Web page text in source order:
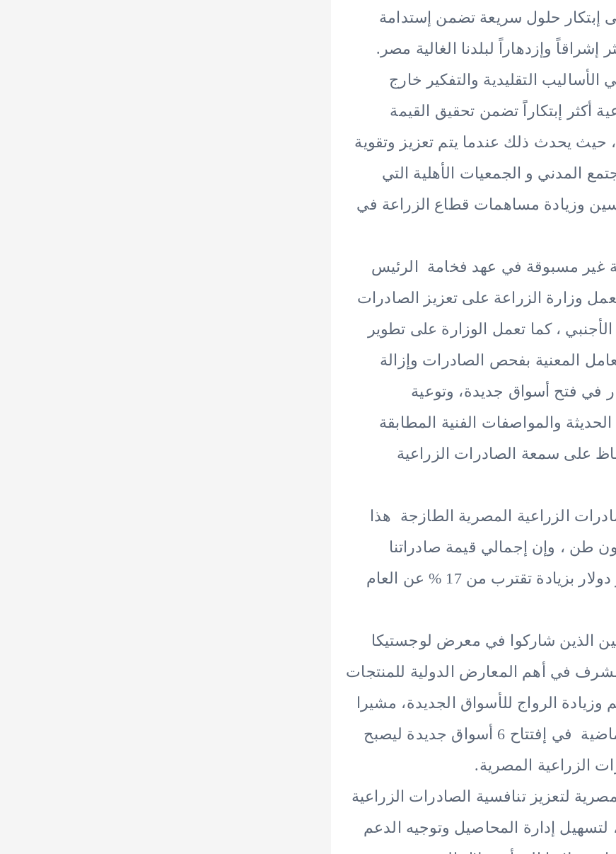
إبتكار حلول سريعة تضمن إستدامة
وإزدهاراً لبلدنا الغالية مصر.
الأساليب التقليدية والتفكير خارج
أكثر إبتكاراًَ تضمن تحقيق القيمة
حيث يحدث ذلك عندما يتم تعزيز وتقوية
المدني و الجمعيات الأهلية التي
وزيادة مساهمات قطاع الزراعة في
مسبوقة في عهد فخامة الرئيس
وزارة الزراعة على تعزيز الصادرات
، كما تعمل الوزارة على تطوير
المعنية بفحص الصادرات وإزالة
في فتح أسواق جديدة، وتوعية
والمواصفات الفنية المطابقة
على سمعة الصادرات الزراعية
الزراعية المصرية الطازجة هذا
غير مسبوق حيث تجاوزت 8,6 مليون طن ، وإن إجمالي قيمة صادراتنا
الزراعية الطازجة والمصنعة تجاوز 10,6 مليار دولار بزيادة تقترب من 17 % عن العام
الذين شاركوا في معرض لوجستيكا
2025 وذلك للتمثيل المشرف في أهم المعارض الدولية للمنتجات
الرواج للأسواق الجديدة، مشيرا
إلى أن الوزارة نجحت خلال الــ 6 شهور الماضية في إفتتاح 6 أسواق جديدة ليصبح
لتعزيز تنافسية الصادرات الزراعية
إدارة المحاصيل وتوجيه الدعم